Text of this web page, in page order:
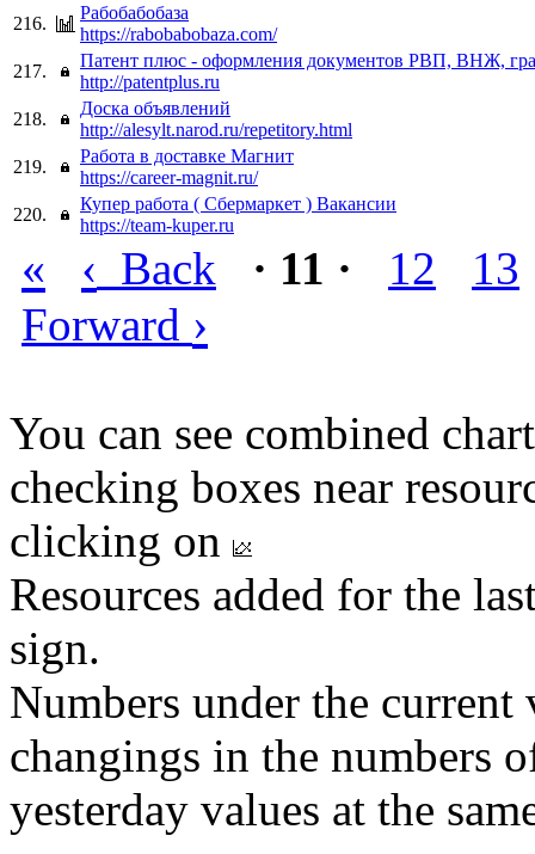
216.
Рабобабобаза
https://rabobabobaza.com/
217.
Патент плюс - оформления документов РВП, ВНЖ,
http://patentplus.ru
218.
Доска объявлений
http://alesylt.narod.ru/repetitory.html
219.
Работа в доставке Магнит
https://career-magnit.ru/
220.
Купер работа ( Сбермаркет ) Вакансии
https://team-kuper.ru
« ‹ Back · 11 · 12
13
Forward ›
You can see combined
checking boxes near
clicking on
Resources added for the
sign.
Numbers under the
changings in the numbers
yesterday values at the